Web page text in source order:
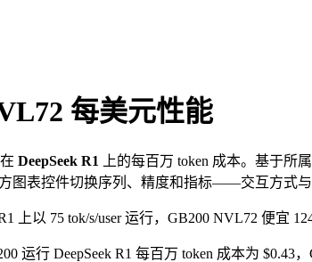
每美元性能
DeepSeek R1
上的每百万 token 成本。基于
图表控件切换序列、精度和指标——交互方式与
上以 75 tok/s/user 运行，GB200 NVL72 便宜
行 DeepSeek R1 每百万 token 成本为 $0.43